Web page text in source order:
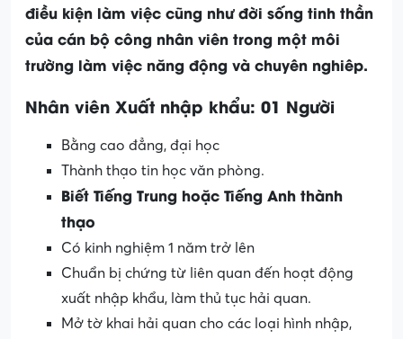
điều kiện làm việc cũng như đời sống tinh thần
của cán bộ công nhân viên trong một môi
trường làm việc năng động và chuyên nghiêp.
Nhân viên Xuất nhập khẩu: 01 Người
Bằng cao đẳng, đại học
Thành thạo tin học văn phòng.
Biết Tiếng Trung hoặc Tiếng Anh thành
thạo
Có kinh nghiệm 1 năm trở lên
Chuẩn bị chứng từ liên quan đến hoạt động
xuất nhập khẩu, làm thủ tục hải quan.
Mở tờ khai hải quan cho các loại hình nhập,